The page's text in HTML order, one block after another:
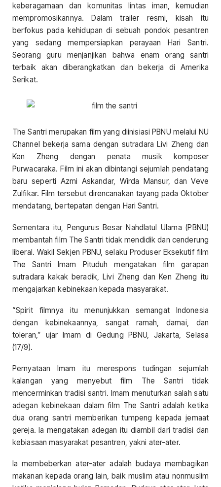
keberagamaan dan komunitas lintas iman, kemudian
mempromosikannya. Dalam trailer resmi, kisah itu
berfokus pada kehidupan di sebuah pondok pesantren
yang sedang mempersiapkan perayaan Hari Santri.
Seorang guru menjanjikan bahwa enam orang santri
terbaik akan diberangkatkan dan bekerja di Amerika
Serikat.
The Santri merupakan film yang diinisiasi PBNU melalui NU
Channel bekerja sama dengan sutradara Livi Zheng dan
Ken Zheng dengan penata musik komposer
Purwacaraka. Film ini akan dibintangi sejumlah pendatang
baru seperti Azmi Askandar, Wirda Mansur, dan Veve
Zulfikar. Film tersebut direncanakan tayang pada Oktober
mendatang, bertepatan dengan Hari Santri.
Sementara itu, Pengurus Besar Nahdlatul Ulama (PBNU)
membantah film The Santri tidak mendidik dan cenderung
liberal. Wakil Sekjen PBNU, selaku Produser Eksekutif film
The Santri Imam Pituduh mengatakan film garapan
sutradara kakak beradik, Livi Zheng dan Ken Zheng itu
mengajarkan kebinekaan kepada masyarakat.
“Spirit filmnya itu menunjukkan semangat Indonesia
dengan kebinekaannya, sangat ramah, damai, dan
toleran,” ujar Imam di Gedung PBNU, Jakarta, Selasa
(17/9).
Pernyataan Imam itu merespons tudingan sejumlah
kalangan yang menyebut film The Santri tidak
mencerminkan tradisi santri. Imam menuturkan salah satu
adegan kebinekaan dalam film The Santri adalah ketika
dua orang santri memberikan tumpeng kepada jemaat
gereja. Ia mengatakan adegan itu diambil dari tradisi dan
kebiasaan masyarakat pesantren, yakni ater-ater.
Ia membeberkan ater-ater adalah budaya membagikan
makanan kepada orang lain, baik muslim atau nonmuslim